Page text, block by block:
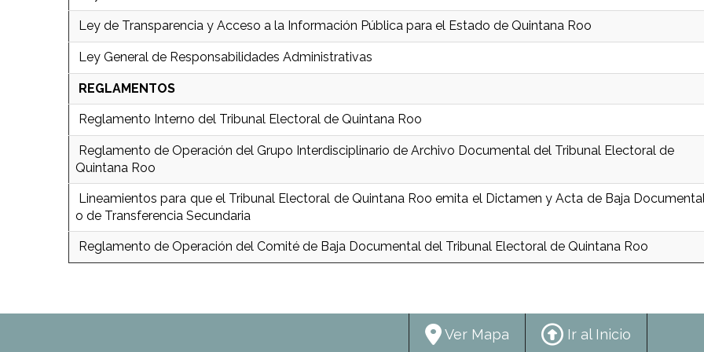
Ley de Transparencia y Acceso a la Información Pública para el Estado de Quintana Roo
Ley General de Responsabilidades Administrativas
REGLAMENTOS
Reglamento Interno del Tribunal Electoral de Quintana Roo
Reglamento de Operación del Grupo Interdisciplinario de Archivo Documental del Tribunal Electoral de
Quintana Roo
Lineamientos para que el Tribunal Electoral de Quintana Roo emita el Dictamen y Acta de Baja
o de Transferencia Secundaria
Reglamento de Operación del Comité de Baja Documental del Tribunal Electoral de Quintana Roo
Ver Mapa Ir al Inicio